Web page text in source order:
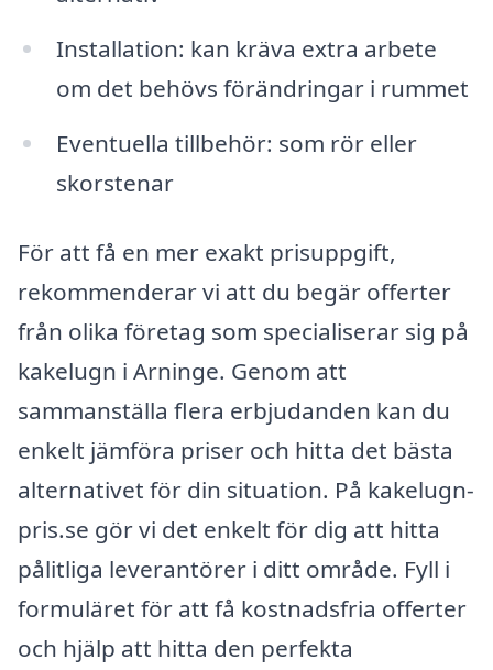
Installation: kan kräva extra arbete
om det behövs förändringar i rummet
Eventuella tillbehör: som rör eller
skorstenar
För att få en mer exakt prisuppgift,
rekommenderar vi att du begär offerter
från olika företag som specialiserar sig på
kakelugn i Arninge. Genom att
sammanställa flera erbjudanden kan du
enkelt jämföra priser och hitta det bästa
alternativet för din situation. På kakelugn-
pris.se gör vi det enkelt för dig att hitta
pålitliga leverantörer i ditt område. Fyll i
formuläret för att få kostnadsfria offerter
och hjälp att hitta den perfekta